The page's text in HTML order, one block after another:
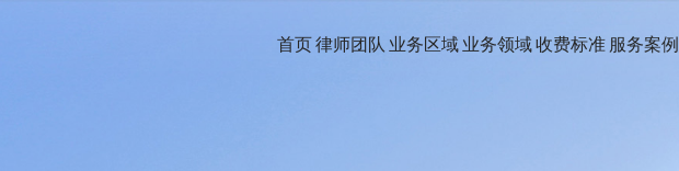
首页律师团队 业务区域 业务领域收费标准 服务案例